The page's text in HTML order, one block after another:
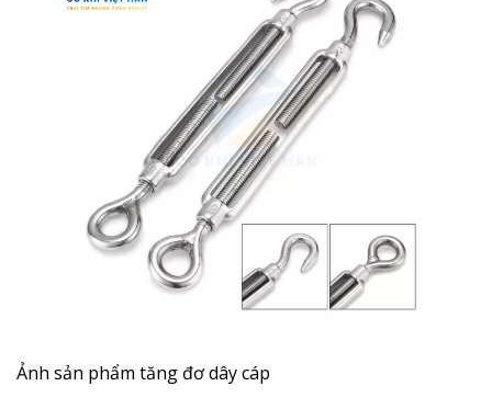
Ảnh sản phẩm tăng đơ dây cáp